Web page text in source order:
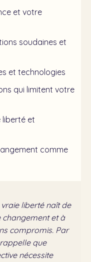
et votre
soudaines et
et technologies
qui limitent votre
liberté et
comme
liberté naît de
et à
compromis. Par
que
nécessite